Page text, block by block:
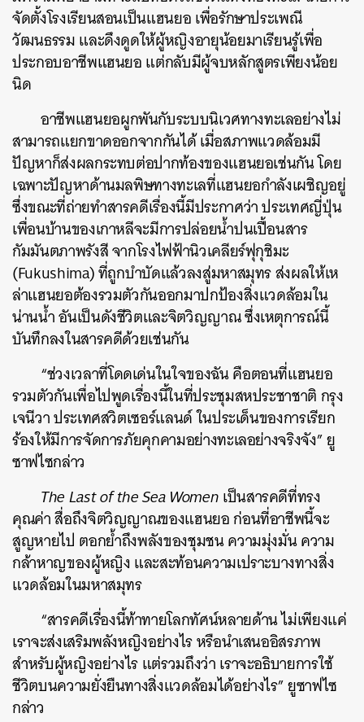
จัดตั้งโรงเรียนสอนเป็นแฮนยอ เพื่อรักษาประเพณี
วัฒนธรรม และดึงดูดให้ผู้หญิงอายุน้อยมาเรียนรู้เพื่อ
ประกอบอาชีพแฮนยอ แต่กลับมีผู้จบหลักสูตรเพียงน้อย
นิด
อาชีพแฮนยอผูกพันกับระบบนิเวศทางทะเลอย่างไม่
สามารถแยกขาดออกจากกันได้ เมื่อสภาพแวดล้อมมี
ปัญหาก็ส่งผลกระทบต่อปากท้องของแฮนยอเช่นกัน โดย
เฉพาะปัญหาด้านมลพิษทางทะเลที่แฮนยอกำลังเผชิญอยู่
ซึ่งขณะที่ถ่ายทำสารคดีเรื่องนี้มีประกาศว่า ประเทศญี่ปุ่น
เพื่อนบ้านของเกาหลีจะมีการปล่อยน้ำปนเปื้อนสาร
กัมมันตภาพรังสี จากโรงไฟฟ้านิวเคลียร์ฟุกุชิมะ
(Fukushima) ที่ถูกบำบัดแล้วลงสู่มหาสมุทร ส่งผลให้เห
ล่าแฮนยอต้องรวมตัวกันออกมาปกป้องสิ่งแวดล้อมใน
น่านน้ำ อันเป็นดังชีวิตและจิตวิญญาณ ซึ่งเหตุการณ์นี้
บันทึกลงในสารคดีด้วยเช่นกัน
“ช่วงเวลาที่โดดเด่นในใจของฉัน คือตอนที่แฮนยอ
รวมตัวกันเพื่อไปพูดเรื่องนี้ในที่ประชุมสหประชาชาติ กรุง
เจนีวา ประเทศสวิตเซอร์แลนด์ ในประเด็นของการเรียก
ร้องให้มีการจัดการภัยคุกคามอย่างทะเลอย่างจริงจัง” ยู
ซาฟไซกล่าว
The Last of the Sea Womenเป็นสารคดีที่ทรง
คุณค่า สื่อถึงจิตวิญญาณของแฮนยอ ก่อนที่อาชีพนี้จะ
สูญหายไป ตอกย้ำถึงพลังของชุมชน ความมุ่งมั่น ความ
กล้าหาญของผู้หญิง และสะท้อนความเปราะบางทางสิ่ง
แวดล้อมในมหาสมุทร
“สารคดีเรื่องนี้ท้าทายโลกทัศน์หลายด้าน ไม่เพียงแค่
เราจะส่งเสริมพลังหญิงอย่างไร หรือนำเสนออิสรภาพ
สำหรับผู้หญิงอย่างไร แต่รวมถึงว่า เราจะอธิบายการใช้
ชีวิตบนความยั่งยืนทางสิ่งแวดล้อมได้อย่างไร” ยูซาฟไซ
กล่าว
ค้นหา
SHARE TWEET LINE EMAIL